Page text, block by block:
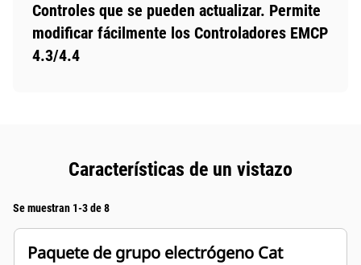
Controles que se pueden actualizar. Permite
modificar fácilmente los Controladores EMCP
4.3/4.4
Características de un vistazo
Se muestran 1-3 de 8
Paquete de grupo electrógeno Cat